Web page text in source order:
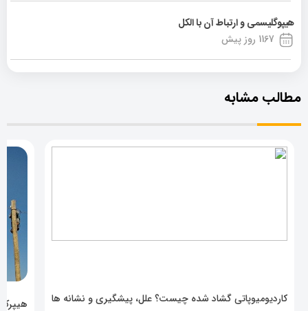
هیپوگلیسمی و ارتباط آن با الکل
1167 روز پیش
مطالب مشابه
کاردیومیوپاتی گشاد شده چیست؟ علل، پیشگیری و نشانه ها